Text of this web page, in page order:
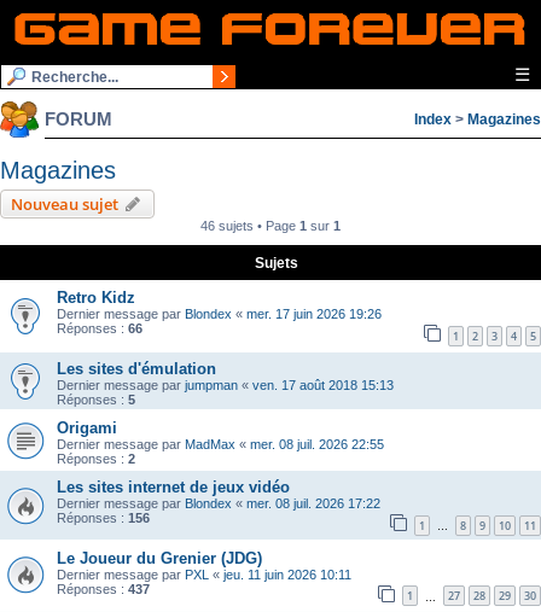
☰
FORUM Index > Magazines
Magazines
Nouveau sujet
46 sujets • Page 1 sur 1
Sujets
Retro Kidz
Dernier message par Blondex « mer. 17 juin 2026 19:26
Réponses : 66 1 2 3 4 5
Les sites d'émulation
Dernier message par jumpman « ven. 17 août 2018 15:13
Réponses : 5
Origami
Dernier message par MadMax « mer. 08 juil. 2026 22:55
Réponses : 2
Les sites internet de jeux vidéo
Dernier message par Blondex « mer. 08 juil. 2026 17:22
Réponses : 156 1 … 8 9 10 11
Le Joueur du Grenier (JDG)
Dernier message par PXL « jeu. 11 juin 2026 10:11
Réponses : 437 1 27 28 29 30